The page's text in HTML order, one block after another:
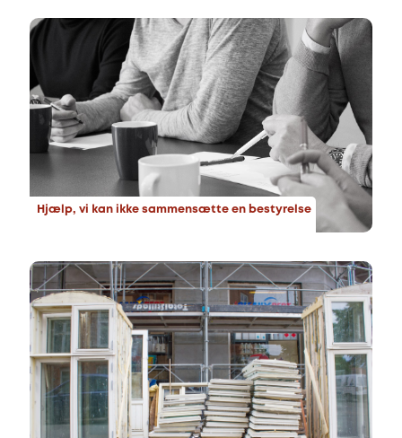
Hjælp, vi kan ikke sammensætte en bestyrelse